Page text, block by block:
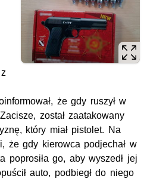
że gdy ruszył w
został zaatakowany
który miał pistolet. Na
że gdy kierowca podjechał w
poprosiła go, aby wyszedł jej
auto, podbiegł do niego